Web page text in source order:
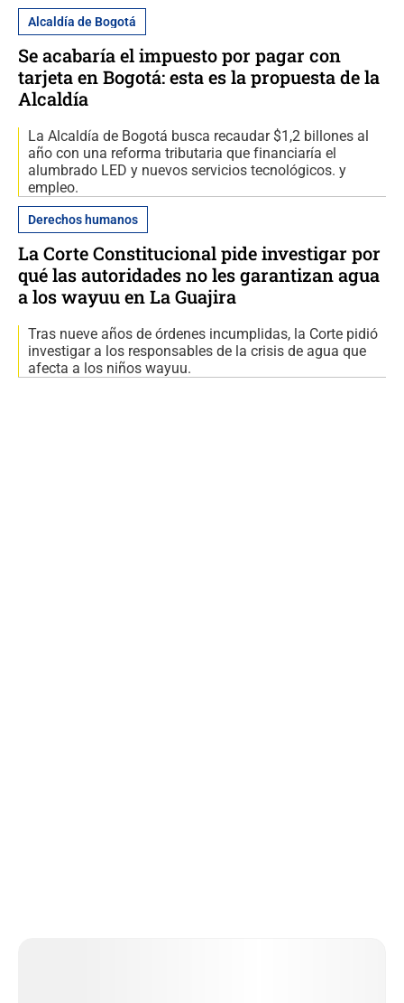
Alcaldía de Bogotá
Se acabaría el impuesto por pagar con
tarjeta en Bogotá: esta es la propuesta de la
Alcaldía
La Alcaldía de Bogotá busca recaudar $1,2 billones al
año con una reforma tributaria que financiaría el
alumbrado LED y nuevos servicios tecnológicos. y
empleo.
Derechos humanos
La Corte Constitucional pide investigar por
qué las autoridades no les garantizan agua
a los wayuu en La Guajira
Tras nueve años de órdenes incumplidas, la Corte pidió
investigar a los responsables de la crisis de agua que
afecta a los niños wayuu.